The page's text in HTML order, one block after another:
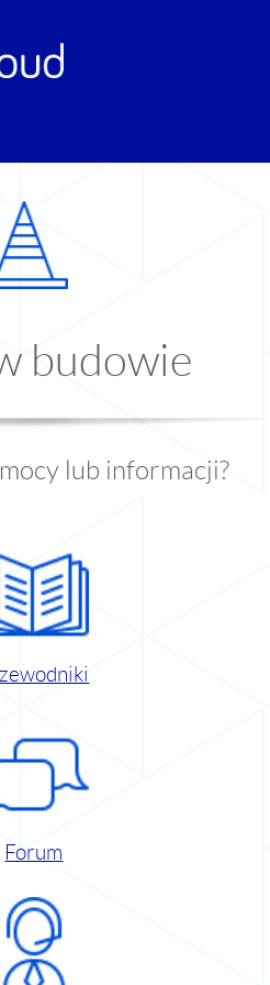
budowie
lub informacji?
Forum